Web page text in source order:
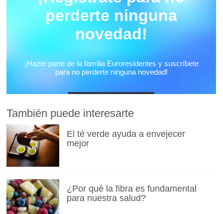
También puede interesarte
El té verde ayuda a envejecer
mejor
¿Por qué la fibra es fundamental
para nuestra salud?